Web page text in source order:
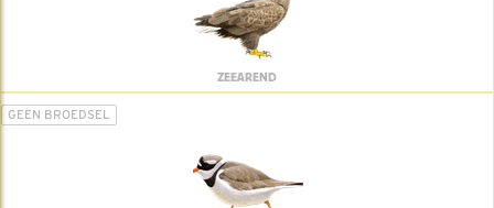
ZEEAREND
GEEN BROEDSEL